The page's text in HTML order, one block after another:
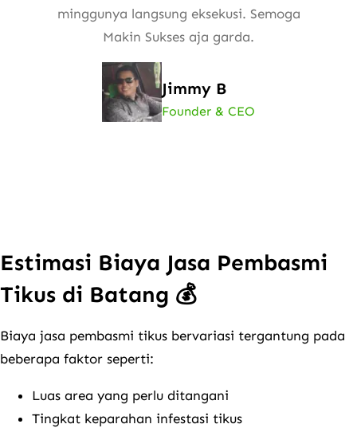
minggunya langsung eksekusi. Semoga
Makin Sukses aja garda.​
Jimmy B
Founder & CEO
Estimasi Biaya Jasa Pembasmi
Tikus di Batang 💰
Biaya jasa pembasmi tikus bervariasi tergantung pada
beberapa faktor seperti:
Luas area yang perlu ditangani
Tingkat keparahan infestasi tikus